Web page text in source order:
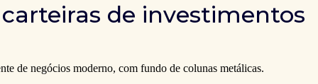
carteiras de investimentos